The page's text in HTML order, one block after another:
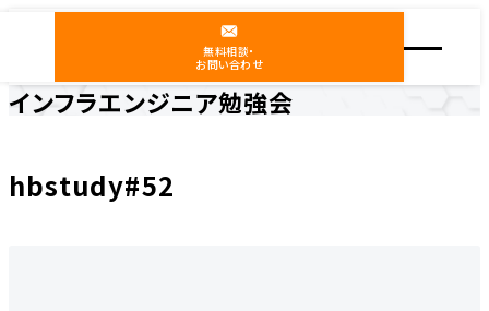
無料相談・
お問い合わせ
インフラエンジニア勉強会
hbstudy#52